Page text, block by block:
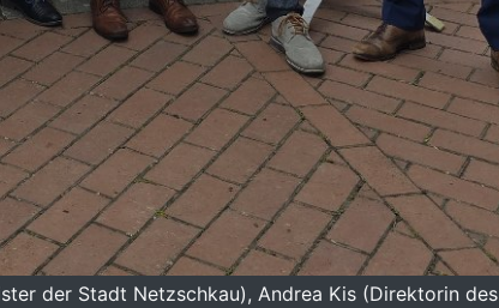
der Stadt Netzschkau), Andrea Kis (Direktorin des